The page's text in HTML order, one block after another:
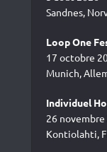
Sandnes,
Loop One
17 octobre
Munich,
Individuel
26 novembre
Kontiolahti,